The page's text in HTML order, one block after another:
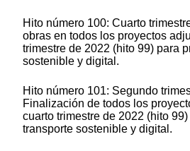
Hito número 100: Cuarto
obras en todos los proyectos
trimestre de 2022 (hito 99) para
sostenible y digital.
Hito número 101: Segundo
Finalización de todos los
cuarto trimestre de 2022 (hito
transporte sostenible y digital.